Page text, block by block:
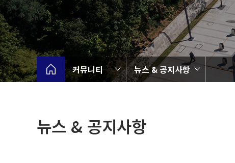
커뮤니티 뉴스 & 공지사항
뉴스 & 공지사항